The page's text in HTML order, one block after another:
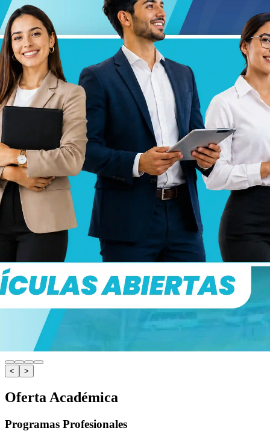
< >
Oferta Académica
Programas Profesionales